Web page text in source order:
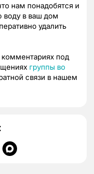
нам понадобятся и
воду в ваш дом
удалить
под
группы во
связи в нашем